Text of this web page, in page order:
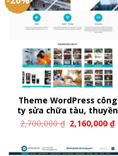
Theme WordPress công
ty sửa chữa tàu, thuyền
2,700,000₫ 2,160,000₫